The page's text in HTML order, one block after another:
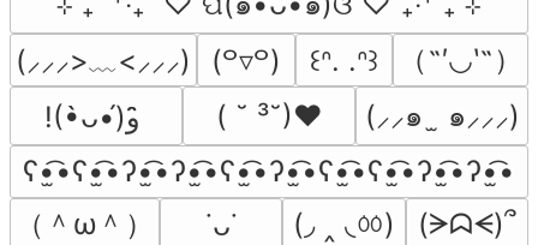
(⸝⸝⸝>﹏<⸝⸝⸝)
(꒪▿꒪) ꒰ᐢ. .ᐢ꒱
（˶′◡‵˶）
( ˘ ³˘)♥
(⸝⸝๑  ̫ ๑⸝⸝⸝)
ʕ•̫͡•ʕ•̫͡•ʔ•̫͡•ʔ•̫͡•ʕ•̫͡•ʔ•̫͡•ʕ•̫͡•ʕ•̫͡•ʔ•̫͡•ʔ•̫͡•
（＾ω＾）
˙ᴗ˙ (◞ ‸ ◟ㆀ)
(ᗒᗣᗕ)՞